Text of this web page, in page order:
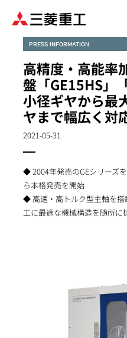
PRESS INFORMATION
高精度・高能率
盤「GE15HS」
小径ギヤから最
ヤまで幅広く対
2021-05-31
◆ 2004年発売のGEシリーズ
ら本格発売を開始
◆ 高速・高トルク型主軸を搭
工に最適な機械構造を随所に